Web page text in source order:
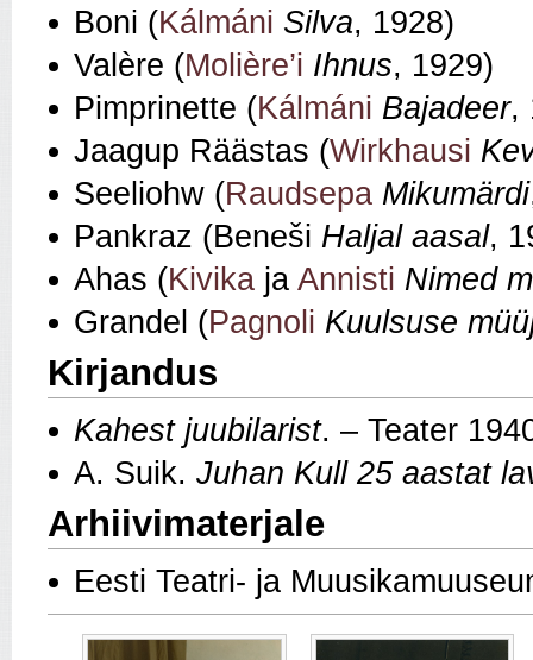
Boni (Kálmáni Silva, 1928)
Valère (Molière’i Ihnus, 1929)
Pimprinette (Kálmáni Bajadeer,
Jaagup Räästas (Wirkhausi
Seeliohw (Raudsepa Mikumärdi
Pankraz (Beneši Haljal aasal,
Ahas (Kivika ja Annisti Nimed
Grandel (Pagnoli Kuulsuse
Kirjandus
Kahest juubilarist. – Teater
A. Suik. Juhan Kull 25 aastat
Arhiivimaterjale
Eesti Teatri- ja